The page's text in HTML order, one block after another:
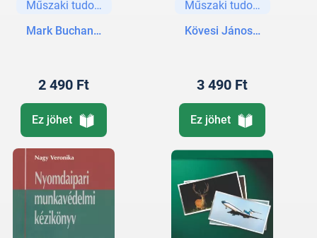
Műszaki tudományok
Mark Buchanan
2 490 Ft
Ez jöhet
Műszaki tudományok
Kövesi János (szerk.)
3 490 Ft
Ez jöhet